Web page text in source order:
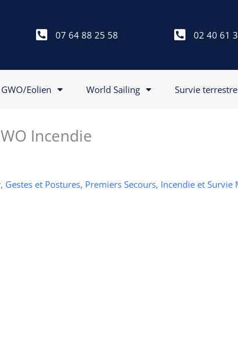
07 64 88 25 58 02 40 61
GWO/Eolien World Sailing Survie terrestre
Incendie
et Postures, Premiers Secours, Incendie et Survie